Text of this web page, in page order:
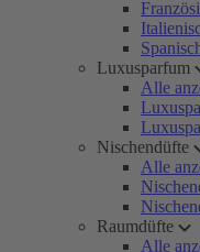
Luxusparfum
Alle
Nischendüfte
Alle
Raumdüfte
Alle